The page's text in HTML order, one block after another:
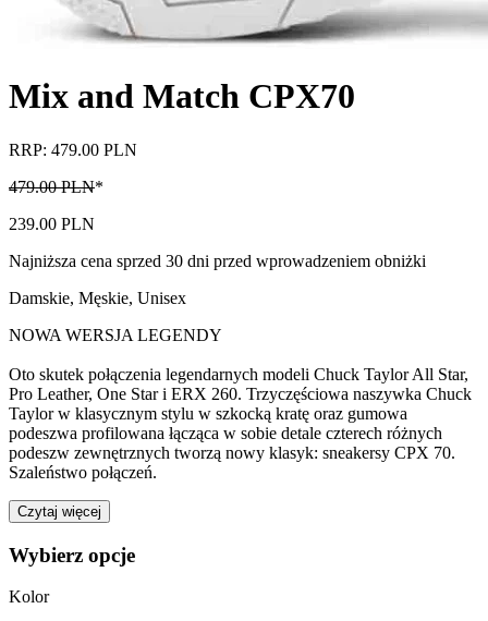
Mix and Match CPX70
RRP: 479.00 PLN
479.00 PLN*
239.00 PLN
Najniższa cena sprzed 30 dni przed wprowadzeniem obniżki
Damskie, Męskie, Unisex
NOWA WERSJA LEGENDY
Oto skutek połączenia legendarnych modeli Chuck Taylor All Star,
Pro Leather, One Star i ERX 260. Trzyczęściowa naszywka Chuck
Taylor w klasycznym stylu w szkocką kratę oraz gumowa
podeszwa profilowana łącząca w sobie detale czterech różnych
podeszw zewnętrznych tworzą nowy klasyk: sneakersy CPX 70.
Szaleństwo połączeń.
Czytaj więcej
Wybierz opcje
Kolor